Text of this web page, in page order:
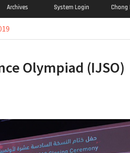
Archives
System Login
Chong
Olympiad (IJSO)